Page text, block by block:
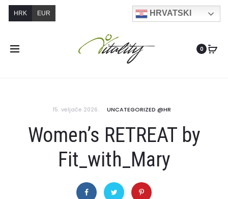
HRVATSKI
0
15. veljače 2026. UNCATEGORIZED @HR
Women’s RETREAT by
Fit_with_Mary
HRK EUR